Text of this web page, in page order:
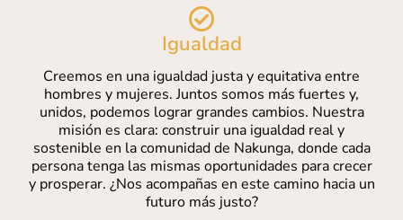
Igualdad
Creemos en una igualdad justa y equitativa entre
hombres y mujeres. Juntos somos más fuertes y,
unidos, podemos lograr grandes cambios. Nuestra
misión es clara: construir una igualdad real y
sostenible en la comunidad de Nakunga, donde cada
persona tenga las mismas oportunidades para crecer
y prosperar. ¿Nos acompañas en este camino hacia un
futuro más justo?